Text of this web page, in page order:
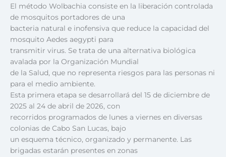
El método Wolbachia consiste en la liberación controlada
de mosquitos portadores de una
bacteria natural e inofensiva que reduce la capacidad del
mosquito Aedes aegypti para
transmitir virus. Se trata de una alternativa biológica
avalada por la Organización Mundial
de la Salud, que no representa riesgos para las personas ni
para el medio ambiente.
Esta primera etapa se desarrollará del 15 de diciembre de
2025 al 24 de abril de 2026, con
recorridos programados de lunes a viernes en diversas
colonias de Cabo San Lucas, bajo
un esquema técnico, organizado y permanente. Las
brigadas estarán presentes en zonas